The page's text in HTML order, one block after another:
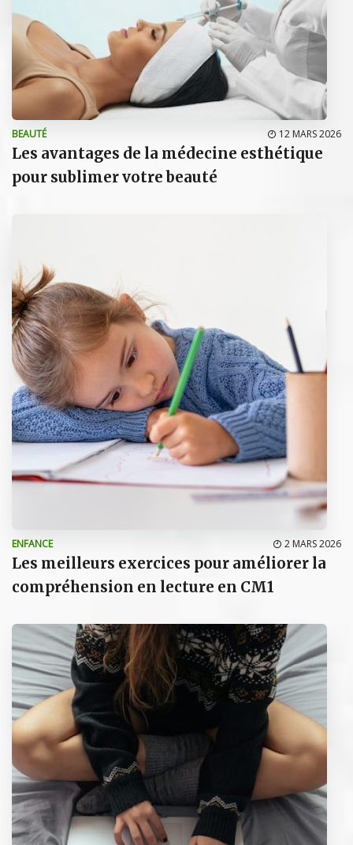
BEAUTÉ 12 MARS 2026
Les avantages de la médecine esthétique
pour sublimer votre beauté
ENFANCE 2 MARS 2026
Les meilleurs exercices pour améliorer la
compréhension en lecture en CM1